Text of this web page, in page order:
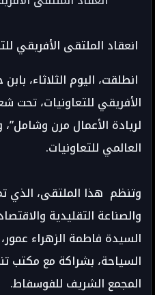
انعقاد الملتقى الأفريقي
انطلقت، اليوم الثلاثاء،
الأفريقي للتعاونيات، تحت
لريادة الأعمال مرن
العالمي للتعاونيات.
وتنظم هذا الملتقى، الذي
والصناعة التقليدية
السيدة فاطمة الزهراء
السياحة، بشراكة مع مكتب
المجمع الشريف للفوسفاط.